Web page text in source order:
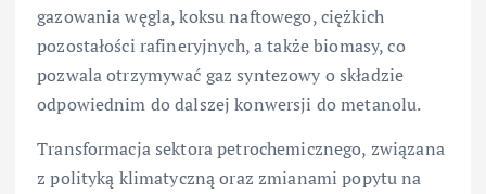
gazowania węgla, koksu naftowego, ciężkich
pozostałości rafineryjnych, a także biomasy, co
pozwala otrzymywać gaz syntezowy o składzie
odpowiednim do dalszej konwersji do metanolu.
Transformacja sektora petrochemicznego, związana
z polityką klimatyczną oraz zmianami popytu na